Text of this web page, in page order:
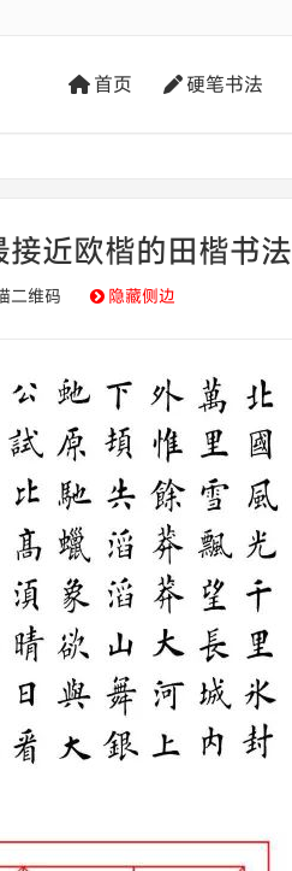
首页 硬笔书法
近欧楷的田楷书法
二维码 隐藏侧边